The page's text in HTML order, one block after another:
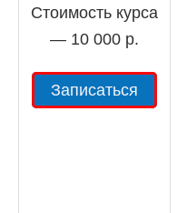
Стоимость курса
— 10 000 р.
Записаться